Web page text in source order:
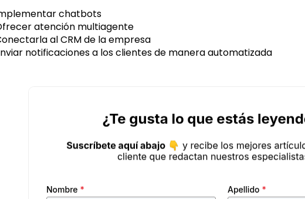
chatbots
atención multiagente
al CRM de la empresa
notificaciones a los clientes de manera automatizada